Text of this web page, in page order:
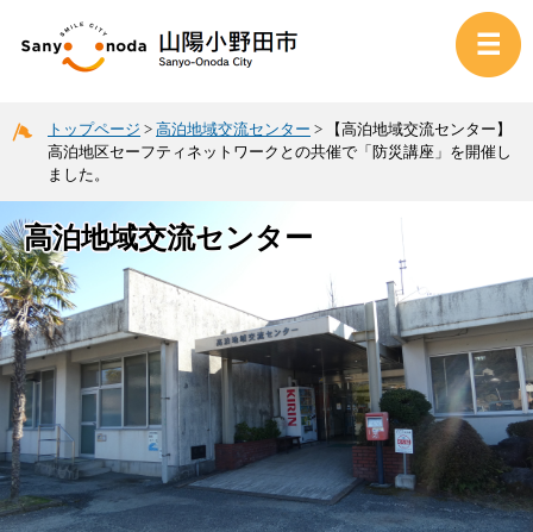
トップページ > 高泊地域交流センター >
【高泊地域交流センター】
高泊地区セーフティネットワークとの共催で「防災講座」を開催し
ました。
高泊地域交流センター